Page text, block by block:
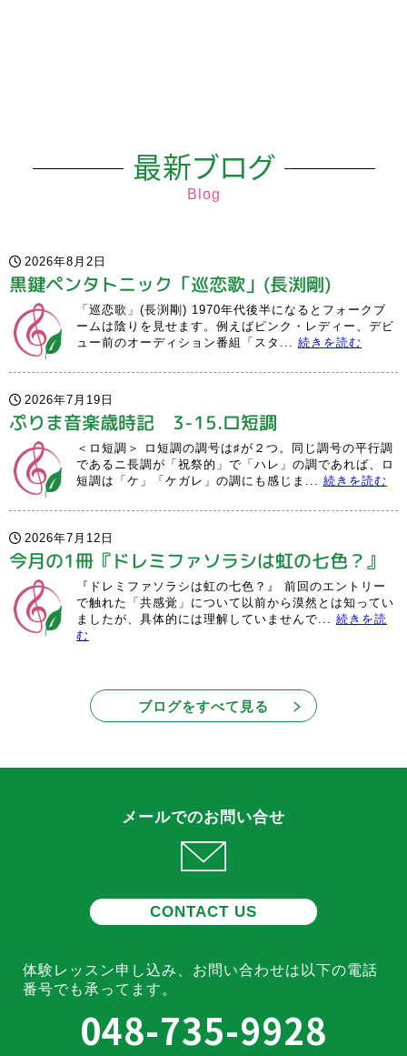
最新ブログ
Blog
2026年8月2日
黒鍵ペンタトニック「巡恋歌」(長渕剛)
「巡恋歌」(長渕剛) 1970年代後半になるとフォークブ
ームは陰りを見せます。例えばピンク・レディー、デビ
ュー前のオーディション番組「スタ... 続きを読む
2026年7月19日
ぷりま音楽歳時記 3-15.ロ短調
＜ロ短調＞ ロ短調の調号は♯が２つ。同じ調号の平行調
であるニ長調が「祝祭的」で「ハレ」の調であれば、ロ
短調は「ケ」「ケガレ」の調にも感じま... 続きを読む
2026年7月12日
今月の1冊『ドレミファソラシは虹の七色？』
『ドレミファソラシは虹の七色？』 前回のエントリー
で触れた「共感覚」について以前から漠然とは知ってい
ましたが、具体的には理解していませんで... 続きを読
む
ブログをすべて見る
メールでのお問い合せ
CONTACT US
体験レッスン申し込み、お問い合わせは 以下の電話
番号でも承ってます。
048-735-9928